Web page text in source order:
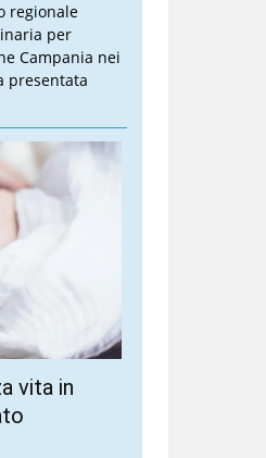
regionale
per
Campania nei
presentata
vita in